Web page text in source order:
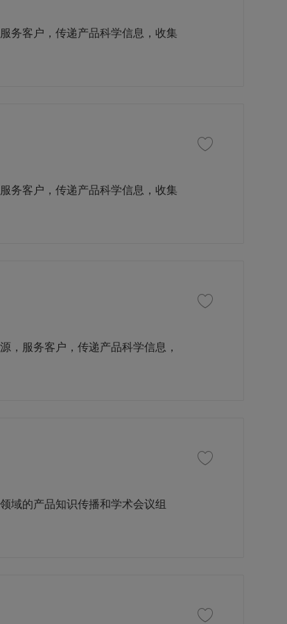
务客户，传递产品科学信息，收集
务客户，传递产品科学信息，收集
收藏职位 治疗领域
，服务客户，传递产品科学信息，
收藏职位 （高级）
域的产品知识传播和学术会议组
收藏职位 高级治疗
收藏职位 （高级）